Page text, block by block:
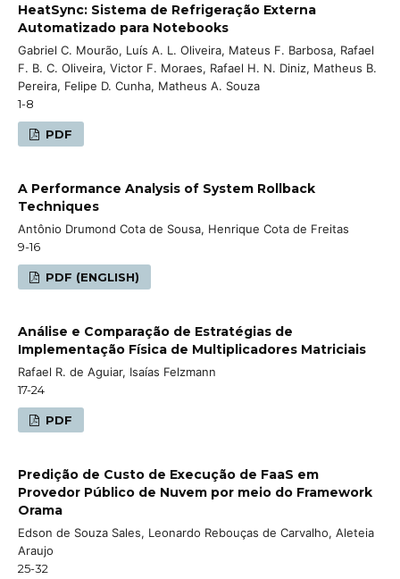
HeatSync: Sistema de Refrigeração Externa
Automatizado para Notebooks
Gabriel C. Mourão, Luís A. L. Oliveira, Mateus F. Barbosa, Rafael
F. B. C. Oliveira, Victor F. Moraes, Rafael H. N. Diniz, Matheus B.
Pereira, Felipe D. Cunha, Matheus A. Souza
1-8
PDF
A Performance Analysis of System Rollback
Techniques
Antônio Drumond Cota de Sousa, Henrique Cota de Freitas
9-16
PDF (ENGLISH)
Análise e Comparação de Estratégias de
Implementação Física de Multiplicadores Matriciais
Rafael R. de Aguiar, Isaías Felzmann
17-24
PDF
Predição de Custo de Execução de FaaS em
Provedor Público de Nuvem por meio do Framework
Orama
Edson de Souza Sales, Leonardo Rebouças de Carvalho, Aleteia
Araujo
25-32